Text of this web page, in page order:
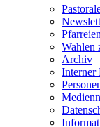
Wahlen
Archiv
Interner